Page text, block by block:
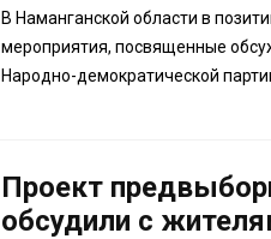
В Наманганской области в
мероприятия, посвященные
Народно-демократической
Проект
обсудили с